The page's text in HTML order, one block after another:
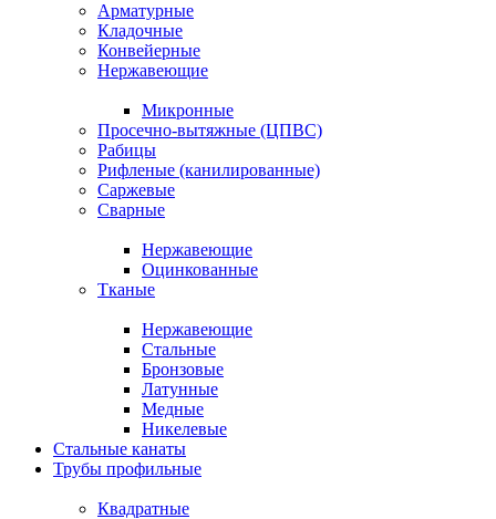
Арматурные
Кладочные
Конвейерные
Нержавеющие
Микронные
Просечно-вытяжные (ЦПВС)
Рабицы
Рифленые (канилированные)
Саржевые
Сварные
Нержавеющие
Оцинкованные
Тканые
Нержавеющие
Стальные
Бронзовые
Латунные
Медные
Никелевые
Стальные канаты
Трубы профильные
Квадратные